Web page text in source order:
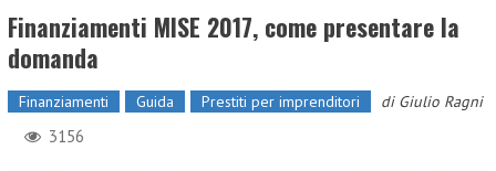
Finanziamenti MISE 2017, come presentare la
domanda
Finanziamenti Guida Prestiti per imprenditori di Giulio Ragni
3156